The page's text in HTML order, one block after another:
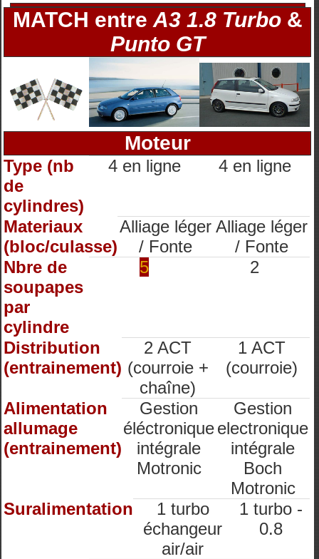
MATCH entre A3 1.8 Turbo&
Punto GT
Moteur
Type (nb
de
cylindres)
4 en ligne 4 en ligne
Materiaux
(bloc/culasse)
Alliage léger
/ Fonte
Alliage léger
/ Fonte
Nbre de
soupapes
par
cylindre
5 2
Distribution
(entrainement)
2 ACT
(courroie +
chaîne)
1 ACT
(courroie)
Alimentation
allumage
(entrainement)
Gestion
éléctronique
intégrale
Motronic
Gestion
electronique
intégrale
Boch
Motronic
Suralimentation
1 turbo
échangeur
air/air
1 turbo -
0.8